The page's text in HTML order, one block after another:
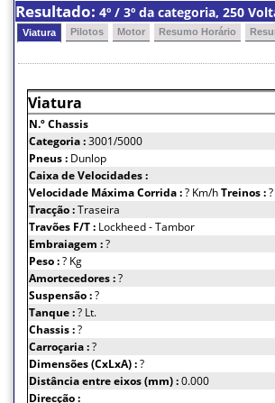
Resultado: 4º / 3º da categoria, 250
Viatura Pilotos Motor Resumo Horário
Viatura
N.º Chassis
Categoria :3001/5000
Pneus : Dunlop
Caixa de Velocidades :
Velocidade Máxima Corrida :? Km/hTreinos :
Tracção :Traseira
Travões F/T : Lockheed - Tambor
Embraiagem :?
Peso :? Kg
Amortecedores :?
Suspensão :?
Tanque :? Lt.
Chassis :?
Carroçaria :?
Dimensões (CxLxA) :?
Distância entre eixos (mm) :0.000
Direcção :